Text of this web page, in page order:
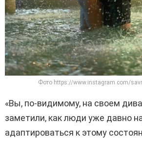
Фото https://www.instagram.com/
«Вы, по-видимому, на своем
заметили, как люди уже давно
адаптироваться к этому